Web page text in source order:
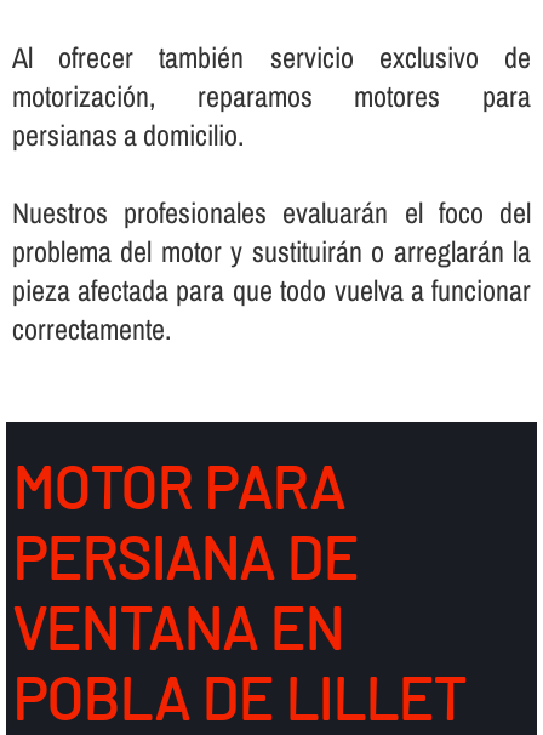
Al ofrecer también servicio exclusivo de
motorización, reparamos motores para
persianas a domicilio.
Nuestros profesionales evaluarán el foco del
problema del motor y sustituirán o arreglarán la
pieza afectada para que todo vuelva a funcionar
correctamente.
MOTOR PARA
PERSIANA DE
VENTANA EN
POBLA DE LILLET